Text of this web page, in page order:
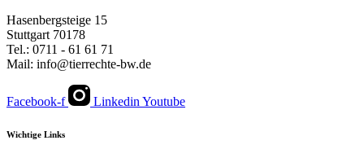
Hasenbergsteige 15
Stuttgart 70178
Tel.: 0711 - 61 61 71
Mail: info@tierrechte-bw.de
Facebook-f Linkedin Youtube
Wichtige Links